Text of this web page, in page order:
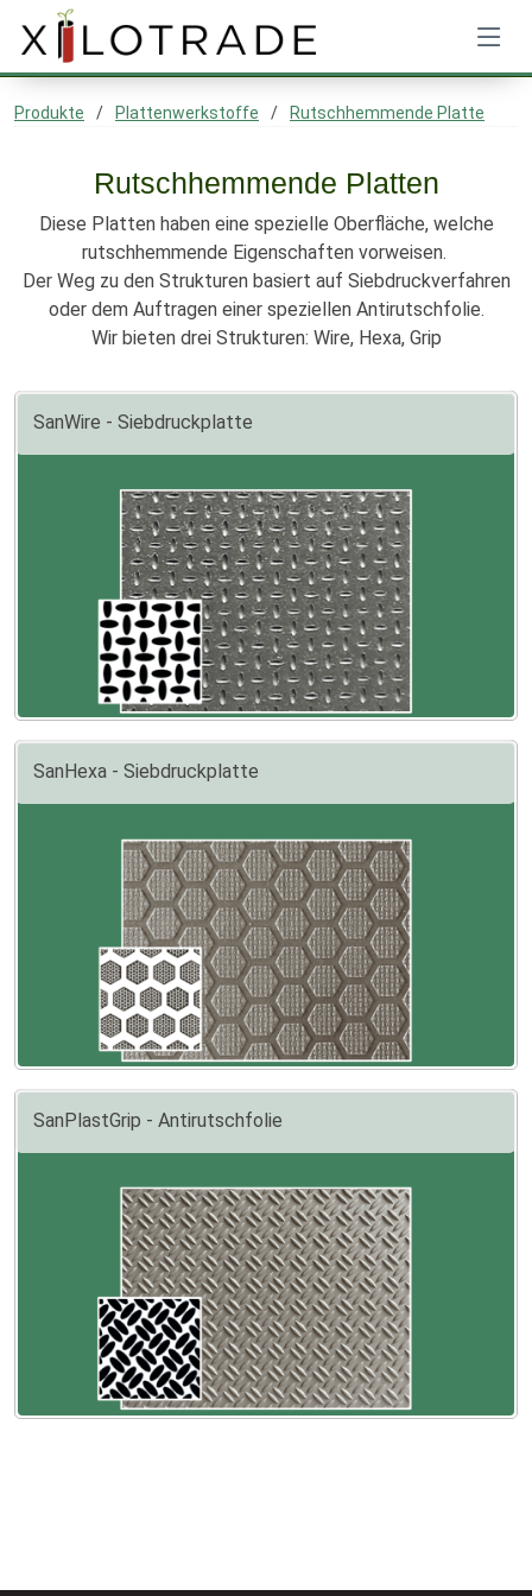
Produkte Plattenwerkstoffe Rutschhemmende Platte
Rutschhemmende Platten
Diese Platten haben eine spezielle Oberfläche, welche
rutschhemmende Eigenschaften vorweisen.
Der Weg zu den Strukturen basiert auf Siebdruckverfahren
oder dem Auftragen einer speziellen Antirutschfolie.
Wir bieten drei Strukturen: Wire, Hexa, Grip
SanWire - Siebdruckplatte
SanHexa - Siebdruckplatte
SanPlastGrip - Antirutschfolie